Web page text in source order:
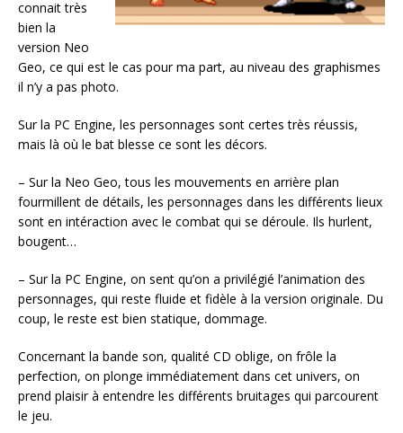
connait très
bien la
version Neo
Geo, ce qui est le cas pour ma part, au niveau des graphismes
il n’y a pas photo.
Sur la PC Engine, les personnages sont certes très réussis,
mais là où le bat blesse ce sont les décors.
– Sur la Neo Geo, tous les mouvements en arrière plan
fourmillent de détails, les personnages dans les différents lieux
sont en intéraction avec le combat qui se déroule. Ils hurlent,
bougent…
– Sur la PC Engine, on sent qu’on a privilégié l’animation des
personnages, qui reste fluide et fidèle à la version originale. Du
coup, le reste est bien statique, dommage.
Concernant la bande son, qualité CD oblige, on frôle la
perfection, on plonge immédiatement dans cet univers, on
prend plaisir à entendre les différents bruitages qui parcourent
le jeu.